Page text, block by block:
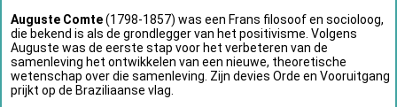
Auguste Comte(1798-1857) was een Frans filosoof en socioloog,
die bekend is als de grondlegger van het positivisme. Volgens
Auguste was de eerste stap voor het verbeteren van de
samenleving het ontwikkelen van een nieuwe, theoretische
wetenschap over die samenleving. Zijn devies Orde en Vooruitgang
prijkt op de Braziliaanse vlag.